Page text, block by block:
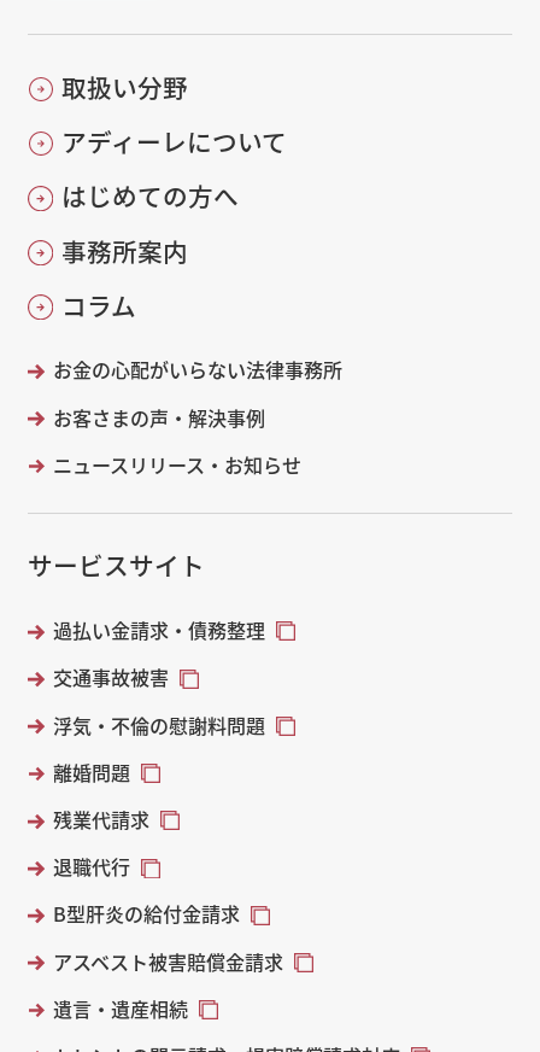
取扱い分野
アディーレについて
はじめての方へ
事務所案内
コラム
お金の心配がいらない法律事務所
お客さまの声・解決事例
ニュースリリース・お知らせ
サービスサイト
過払い金請求・債務整理
交通事故被害
浮気・不倫の慰謝料問題
離婚問題
残業代請求
退職代行
B型肝炎の給付金請求
アスベスト被害賠償金請求
遺言・遺産相続